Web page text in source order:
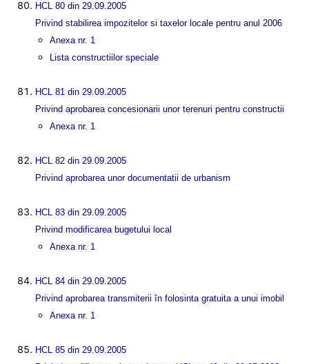
HCL 80 din 29.09.2005
Privind stabilirea impozitelor si taxelor locale pentru anul 2006
Anexa nr. 1
Lista constructiilor speciale
HCL 81 din 29.09.2005
Privind aprobarea concesionarii unor terenuri pentru constructii
Anexa nr. 1
HCL 82 din 29.09.2005
Privind aprobarea unor documentatii de urbanism
HCL 83 din 29.09.2005
Privind modificarea bugetului local
Anexa nr. 1
HCL 84 din 29.09.2005
Privind aprobarea transmiterii în folosinta gratuita a unui imobil
Anexa nr. 1
HCL 85 din 29.09.2005